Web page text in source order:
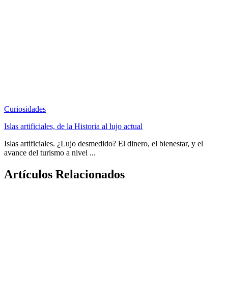
Curiosidades
Islas artificiales, de la Historia al lujo actual
Islas artificiales. ¿Lujo desmedido? El dinero, el bienestar, y el
avance del turismo a nivel ...
Artículos Relacionados